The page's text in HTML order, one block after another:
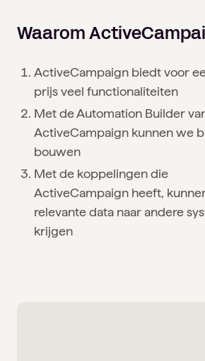
Waarom
ActiveCampaign biedt voor
prijs veel functionaliteiten
Met de Automation Builder
ActiveCampaign kunnen we
bouwen
Met de koppelingen die
ActiveCampaign heeft,
relevante data naar andere
krijgen